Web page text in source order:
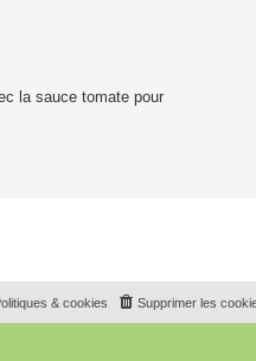
la sauce tomate pour
Supprimer les
& cookies